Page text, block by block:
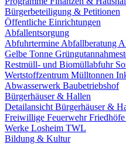
Bürgerbeteiligung & Petitionen
Öffentliche Einrichtungen
Abfallentsorgung
Abfuhrtermine Abfallberatung
Gelbe Tonne
Restmüll- und Biomüllabfuhr
Wertstoffzentrum Mülltonnen
Abwasserwerk Baubetriebshof
Bürgerhäuser & Hallen
Detailansicht Bürgerhäuser &
Freiwillige Feuerwehr
Werke Losheim TWL
Bildung & Kultur